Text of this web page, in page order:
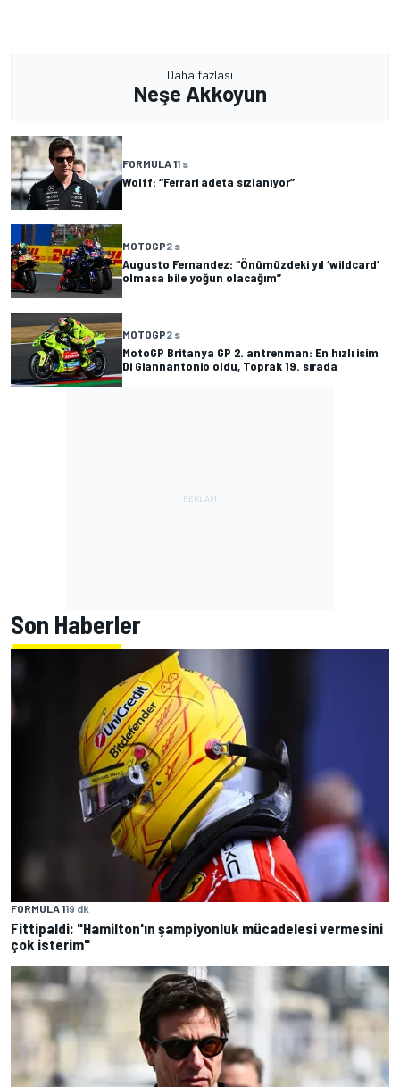
Daha fazlası
Neşe Akkoyun
FORMULA 11 s
Wolff: “Ferrari adeta sızlanıyor”
MOTOGP2 s
Augusto Fernandez: “Önümüzdeki yıl ‘wildcard’
olmasa bile yoğun olacağım”
MOTOGP2 s
MotoGP Britanya GP 2. antrenman: En hızlı isim
Di Giannantonio oldu, Toprak 19. sırada
Son Haberler
FORMULA 119 dk
Fittipaldi: "Hamilton'ın şampiyonluk mücadelesi vermesini
çok isterim"